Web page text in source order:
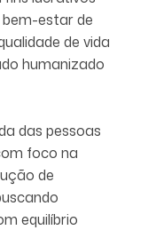
estar de
de vida
humanizado
das pessoas
foco na
de
equilíbrio